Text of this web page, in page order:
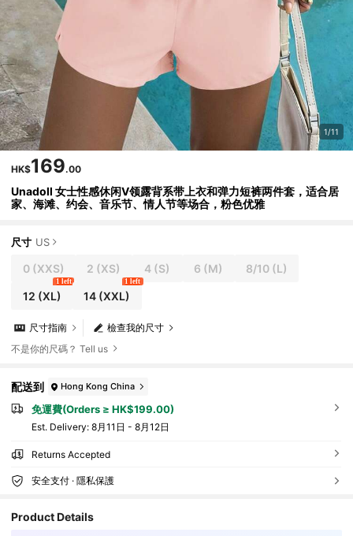
1/11
HK$169.00
Unadoll 女士性感休闲V领露背系带上衣和弹力短裤两件套，适合居
家、海滩、约会、音乐节、情人节等场合，粉色优雅
尺寸 US
0(XXS) 2 (XS) 4 (S) 6 (M) 8/10 (L)
12 (XL)
1 left
14 (XXL)
1 left
檢查我的尺寸
尺寸指南
不是你的尺碼？ Tell us
配送到 Hong Kong China
免運費(Orders ≥ HK$199.00)
​Est. Delivery: 8月11日 - 8月12日
Returns Accepted
安全支付 · 隱私保護
Product Details